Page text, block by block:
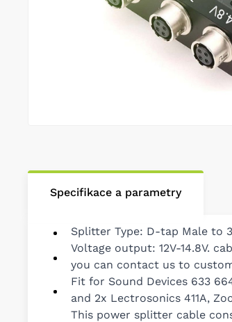
Specifikace a parametry
Splitter Type: D-tap Male to
Voltage output: 12V-14.8V.
you can contact us to
Fit for Sound Devices 633
and 2x Lectrosonics 411A,
This power splitter cable